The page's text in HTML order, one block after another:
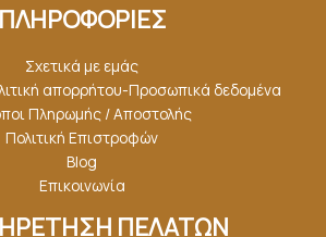
ΠΛΗΡΟΦΟΡΙΕΣ
Σχετικά με εμάς
απορρήτου-Προσωπικά δεδομένα
Πληρωμής / Αποστολής
Πολιτική Επιστροφών
Blog
Επικοινωνία
ΠΕΛΑΤΩΝ